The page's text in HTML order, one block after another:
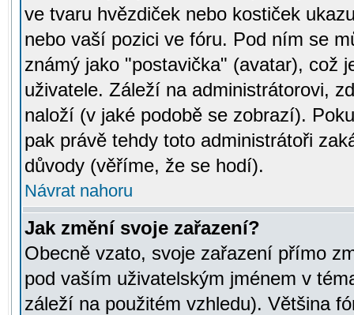
ve tvaru hvězdiček nebo kostiček
nebo vaší pozici ve fóru. Pod ním se
známý jako "postavička" (avatar), což
uživatele. Záleží na administrátorovi,
naloží (v jaké podobě se zobrazí).
pak právě tehdy toto administrátoři
důvody (věříme, že se hodí).
Návrat nahoru
Jak změní svoje zařazení?
Obecně vzato, svoje zařazení přímo
pod vaším uživatelským jménem v
záleží na použitém vzhledu). Většina